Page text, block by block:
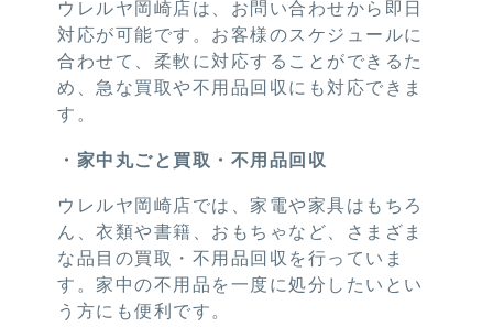
ウレルヤ岡崎店は、お問い合わせから即日
対応が可能です。お客様のスケジュールに
合わせて、柔軟に対応することができるた
め、急な買取や不用品回収にも対応できま
す。
・家中丸ごと買取・不用品回収
ウレルヤ岡崎店では、家電や家具はもちろ
ん、衣類や書籍、おもちゃなど、さまざま
な品目の買取・不用品回収を行っていま
す。家中の不用品を一度に処分したいとい
う方にも便利です。